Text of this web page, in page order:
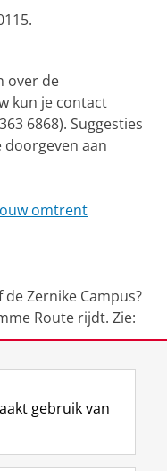
over de
kun je contact
6868). Suggesties
aan
omtrent
Zernike Campus?
Route rijdt. Zie:
L
R I
Y
gebruik van